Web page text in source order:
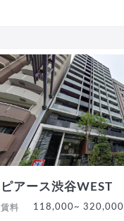
ピアース渋谷WEST
賃料 118,000~ 320,000